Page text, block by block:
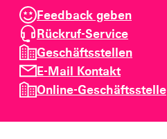
Feedback geben
Rückruf-Service
Geschäftsstellen
E-Mail Kontakt
Online-Geschäftsstelle